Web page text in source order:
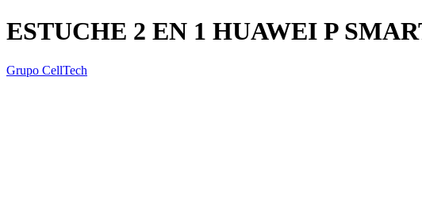
ESTUCHE 2 EN 1 HUAWEI P
Grupo CellTech